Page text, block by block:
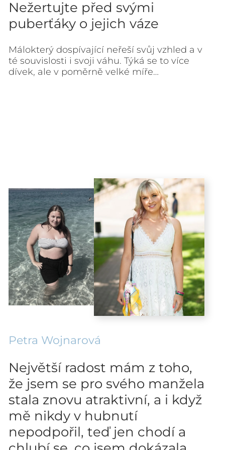
Nežertujte před svými
puberťáky o jejich váze
Málokterý dospívající neřeší svůj vzhled a v
té souvislosti i svoji váhu. Týká se to více
dívek, ale v poměrně velké míře…
Petra Wojnarová
Největší radost mám z toho,
že jsem se pro svého manžela
stala znovu atraktivní, a i když
mě nikdy v hubnutí
nepodpořil, teď jen chodí a